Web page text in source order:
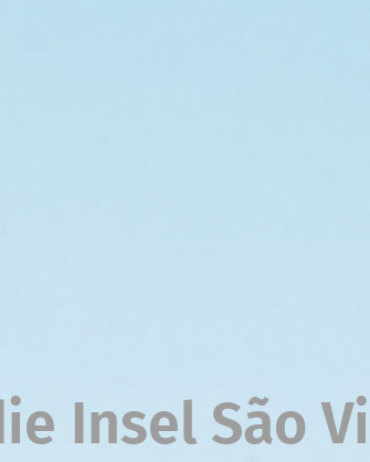
Insel São